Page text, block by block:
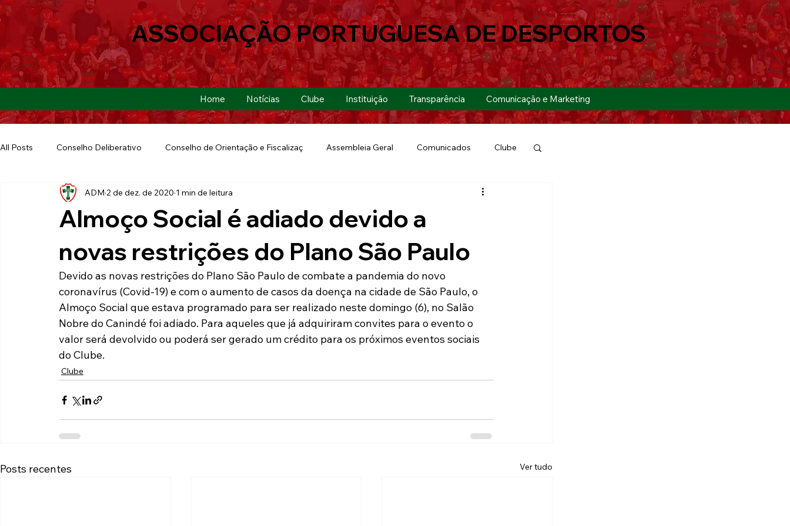
Home Notícias Clube Instituição Transparência Comunicação e Marketing
ASSOCIAÇÃO PORTUGUESA DE DESPORTOS
All Posts Conselho Deliberativo Conselho de Orientação e Fiscalizaç Assembleia Geral Comunicados Clube
Ação Social Futebol Americano Copa São Paulo
Futebol de Quintal Lusa Run 2019 Futebol Feminino
Paulista A2 2019 Portuguesas pelo Brasil Ouvidoria Modalidades Marketing Sócio-Torcedor
Tabelas Recuperação Judicial
Almoço Social é adiado devido a
novas restrições do Plano São Paulo
ADM 2 de dez. de 2020 1 min de leitura
Devido as novas restrições do Plano São Paulo de combate a pandemia do novo
coronavírus (Covid-19) e com o aumento de casos da doença na cidade de São Paulo, o
Almoço Social que estava programado para ser realizado neste domingo (6), no Salão
Nobre do Canindé foi adiado. Para aqueles que já adquiriram convites para o evento o
valor será devolvido ou poderá ser gerado um crédito para os próximos eventos sociais
do Clube.
Clube
Posts recentes Ver tudo